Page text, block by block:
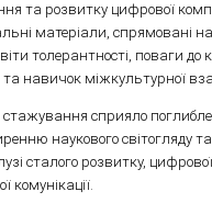
та розвитку цифрової
матеріали, спрямовані
толерантності, поваги до
та навичок міжкультурної
сприяло
наукового світогляду
сталого розвитку,
комунікації.